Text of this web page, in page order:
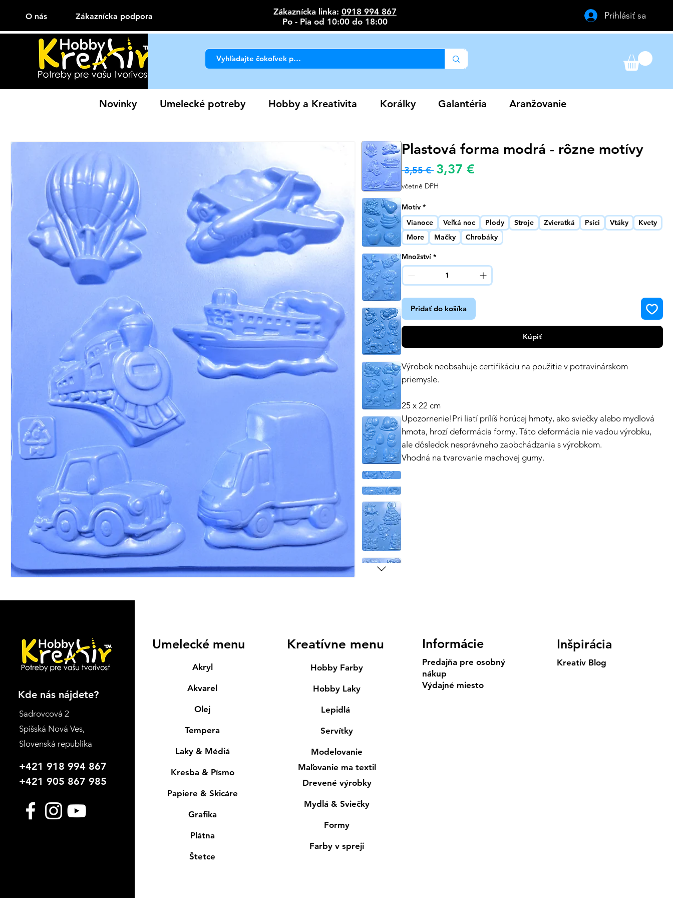
O nás Zákaznícka podpora Zákaznícka linka: 0918 994 867
Po - Pia od 10:00 do 18:00
Prihlásiť sa
Novinky Umelecké potreby Hobby a Kreativita Korálky Galantéria Aranžovanie
Plastová forma modrá - rôzne motívy
3,55 € Běžná
cena
3,37 €
včetně DPH
Motív *
Vianoce
Veľká noc Plody Stroje Zvieratká Psíci Vtáky
Kvety
More
Mačky Chrobáky
Množství *
Pridať do košíka
Kúpiť
Výrobok neobsahuje certifikáciu na použitie v potravinárskom
priemysle.
25 x 22 cm
Upozornenie!Pri liatí prílíš horúcej hmoty, ako sviečky alebo mydlová
hmota, hrozí deformácia formy. Táto deformácia nie vadou výrobku,
ale dôsledok nesprávneho zaobchádzania s výrobkom.
Vhodná na tvarovanie machovej gumy.
Kde nás nájdete?
Sadrovcová 2
Spišská Nová Ves,
Slovenská republika
+421 918 994 867
+421 905 867 985
Umelecké menu
Akryl
Akvarel
Olej
Tempera
Laky & Médiá
Kresba & Písmo
Papiere & Skicáre
Grafika
Plátna
Štetce
Kreatívne menu
Hobby Farby
Hobby Laky
Lepidlá
Servítky
Modelovanie
Maľovanie ma textil
Drevené výrobky
Mydlá & Sviečky
Formy
Farby v spreji
Informácie
Predajňa pre osobný
nákup
Výdajné miesto
Inšpirácia
Kreativ Blog